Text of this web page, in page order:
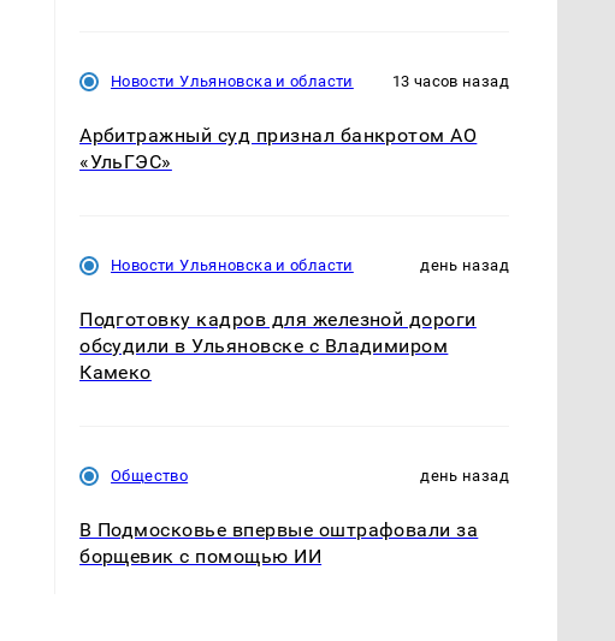
Новости Ульяновска и области 13 часов назад
Арбитражный суд признал банкротом АО
«УльГЭС»
Новости Ульяновска и области день назад
Подготовку кадров для железной дороги
обсудили в Ульяновске с Владимиром
Камеко
Общество день назад
В Подмосковье впервые оштрафовали за
борщевик с помощью ИИ